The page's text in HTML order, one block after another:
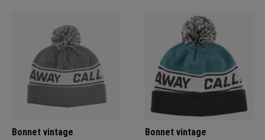
Bonnet vintage Bonnet vintage